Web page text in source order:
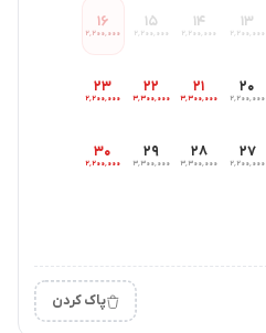
۱۳
۲٬۲۰۰٬۰۰۰
۱۴
۲٬۲۰۰٬۰۰۰
۱۵
۲٬۲۰۰٬۰۰۰
۱۶
۲٬۲۰۰٬۰۰۰
۲۰
۲٬۲۰۰٬۰۰۰
۲۱
۳٬۳۰۰٬۰۰۰
۲۲
۳٬۳۰۰٬۰۰۰
۲۳
۲٬۲۰۰٬۰۰۰
۲۷
۲٬۲۰۰٬۰۰۰
۲۸
۳٬۳۰۰٬۰۰۰
۲۹
۳٬۳۰۰٬۰۰۰
۳۰
۲٬۲۰۰٬۰۰۰
پاک کردن